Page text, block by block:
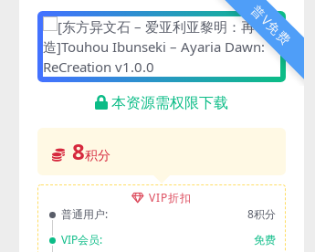
普V免费
本资源需权限下载
8积分
VIP折扣
普通用户:
8积分
VIP会员:
免费